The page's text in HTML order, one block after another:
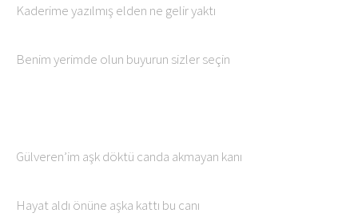
Kaderime yazılmış elden ne gelir yaktı
Benim yerimde olun buyurun sizler seçin
Gülveren’im aşk döktü canda akmayan kanı
Hayat aldı önüne aşka kattı bu canı